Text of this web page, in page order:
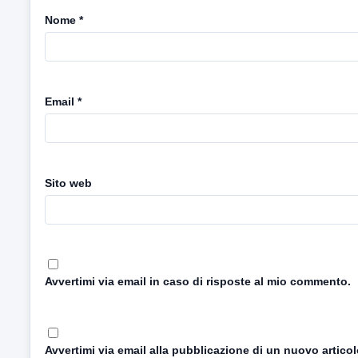
Nome *
Email *
Sito web
Avvertimi via email in caso di risposte al mio commento.
Avvertimi via email alla pubblicazione di un nuovo